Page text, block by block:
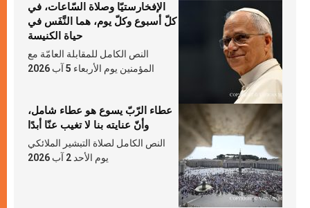
الإفخارستيّا وصلاة السّاعات، في
كلّ أسبوع وكلّ يوم، هما النَّفَس في
حياة الكنيسة
النص الكامل للمقابلة العامّة مع
المؤمنين يوم الأربعاء 5 آب 2026
عطاء الرّبّ يسوع هو عطاء شامل،
وأنّ عنايته بنا لا تغيب عنّا أبدًا
النص الكامل لصلاة التبشير الملائكي
يوم الأحد 2 آب 2026